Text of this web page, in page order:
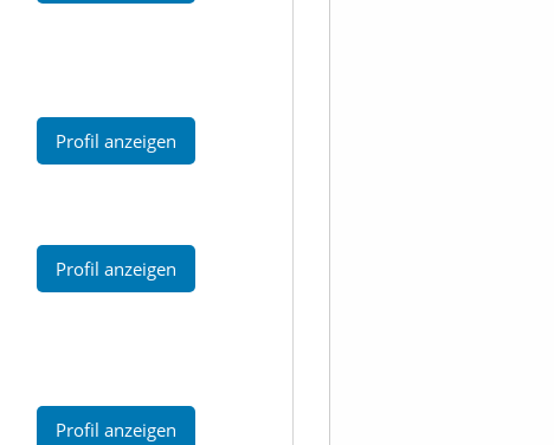
Profil anzeigen
Profil anzeigen
Profil anzeigen